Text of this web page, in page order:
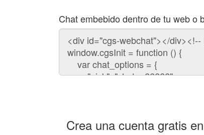
Chat embebido dentro de tu web o
Código
para
embeber
chat
Crea una cuenta gratis